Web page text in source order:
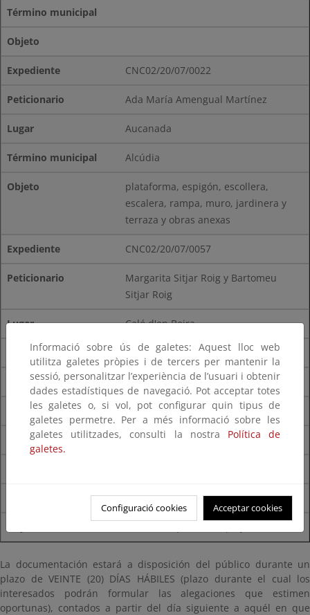
Término municipal
Objeto
CNC02/20/07/0022
Ada María Amengual Martínez
Aucanada
Alcúdia
plataforma, espigón, escollera,
escalera, rampa, muro, jardinera y
terraza y obras anexas
CNC02/20/07/0057
Margarita Sitjar Roig y Bartomeu
Sitjar Roig
Caló d'en Boira
Santanyí
muelle de hormigón
CNC02/20/07/0063
Ajuntament Calvià
Calvià
La documentación estará a disposición del público durante un
plazo de VEINTE (20) DÍAS HÁBILES (plazo durante el cual los
interesados podrán formular las alegaciones que estimen
oportunas), contados a partir del día siguiente a aquél en que
Informació sobre ús de galetes: Aquest lloc web
utilitza galetes pròpies i de tercers per mantenir la
sessió, personalitzar l’experiència de l’usuari i obtenir
dades estadístiques de navegació. Pot acceptar totes
les galetes o, si vol, pot configurar quin tipus de
galetes permetre. Per a més informació sobre les
galetes utilitzades, consulti la nostra Política de
galetes.
Configuració cookies Acceptar cookies